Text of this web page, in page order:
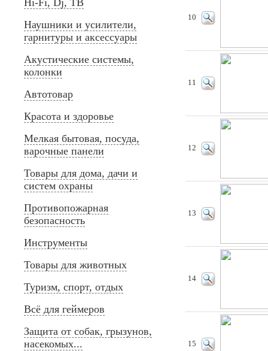
Hi-Fi, Dj, ТВ
Наушники и усилители,
гарнитуры и аксессуары
Акустические системы,
колонки
Автотовар
Красота и здоровье
Мелкая бытовая, посуда,
варочные панели
Товары для дома, дачи и
систем охраны
Противопожарная
безопасность
Инструменты
Товары для животных
Туризм, спорт, отдых
Всё для геймеров
Защита от собак, грызунов,
насекомых...
10
11
12
13
14
15